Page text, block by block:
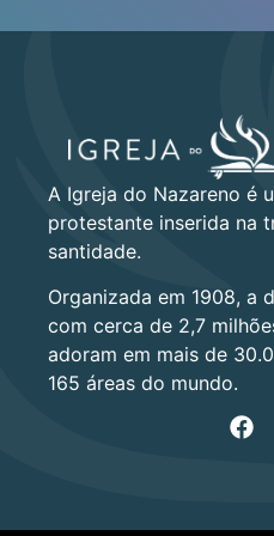
A Igreja do Nazareno é
protestante inserida na
santidade.
Organizada em 1908, a
com cerca de 2,7
adoram em mais de
165 áreas do mundo.